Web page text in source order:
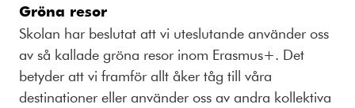
Gröna resor
Skolan har beslutat att vi uteslutande använder oss
av så kallade gröna resor inom Erasmus+. Det
betyder att vi framför allt åker tåg till våra
destinationer eller använder oss av andra kollektiva